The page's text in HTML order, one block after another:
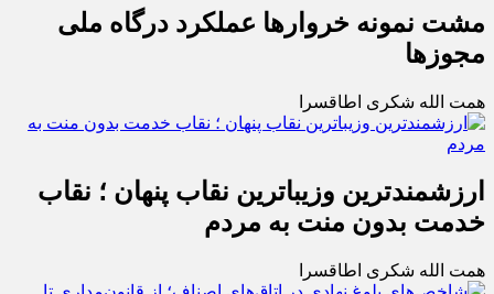
مشت نمونه خروارها عملکرد درگاه ملی
مجوزها
همت الله شکری اطاقسرا
ارزشمندترین وزیباترین نقاب پنهان ؛ نقاب
خدمت بدون منت به مردم
همت الله شکری اطاقسرا